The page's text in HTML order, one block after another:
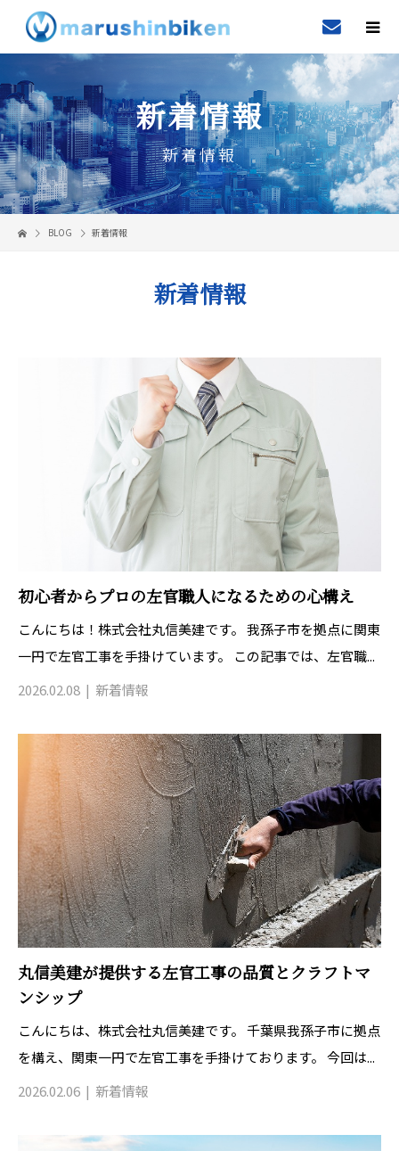
新着情報
新着情報
BLOG 新着情報
新着情報
初心者からプロの左官職人になるための心構え
こんにちは！株式会社丸信美建です。 我孫子市を拠点に関東
一円で左官工事を手掛けています。 この記事では、左官職...
2026.02.08
新着情報
丸信美建が提供する左官工事の品質とクラフトマ
ンシップ
こんにちは、株式会社丸信美建です。 千葉県我孫子市に拠点
を構え、関東一円で左官工事を手掛けております。 今回は...
2026.02.06
新着情報